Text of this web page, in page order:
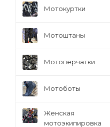
Мотокуртки
Мотоштаны
Мотоперчатки
Мотоботы
Женская
мотоэкипировка